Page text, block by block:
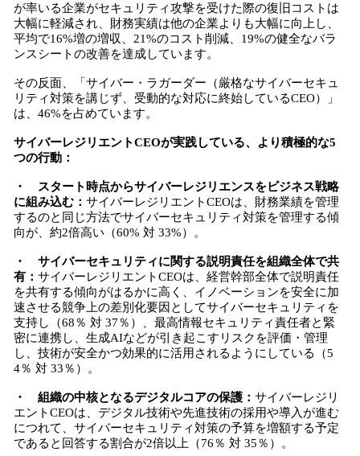
が率いる企業がセキュリティ攻撃を受けた際の復旧コストは
大幅に軽減され、財務実績は他の企業よりも大幅に向上し、
平均で16%増の増収、21%のコスト削減、19%の健全なバラ
ンスシートの改善を達成しています。
その反面、「サイバー・ラガーダー（厳格なサイバーセキュ
リティ対策を講じず、受動的な対応に終始しているCEO）」
は、46%を占めています。
サイバーレジリエントCEOが実践している、より積極的な5
つの行動：
・ スタート時点からサイバーレジリエンスをビジネス戦略
に組み込む： サイバーレジリエントCEOは、財務業績を管理
するのと同じ方法でサイバーセキュリティ対策を管理する傾
向が、約2倍高い（60% 対 33%）。
・ サイバーセキュリティに関する説明責任を組織全体で共
有： サイバーレジリエントCEOは、経営幹部全体で説明責任
を共有する傾向がはるかに高く、イノベーションを安全に加
速させる競争上の差別化要因としてサイバーセキュリティを
支持し（68％ 対 37％）、最高情報セキュリティ責任者と緊
密に連携し、生成AIなどが引き起こすリスクを評価・管理
し、技術が安全かつ効果的に活用されるようにしている（5
4％ 対 33％）。
・ 組織の中核となるデジタルコアの保護： サイバーレジリ
エントCEOは、デジタル技術や先進技術の採用や導入が進む
につれて、サイバーセキュリティ対策の予算を増額する予定
であると回答する割合が2倍以上（76％ 対 35％）。